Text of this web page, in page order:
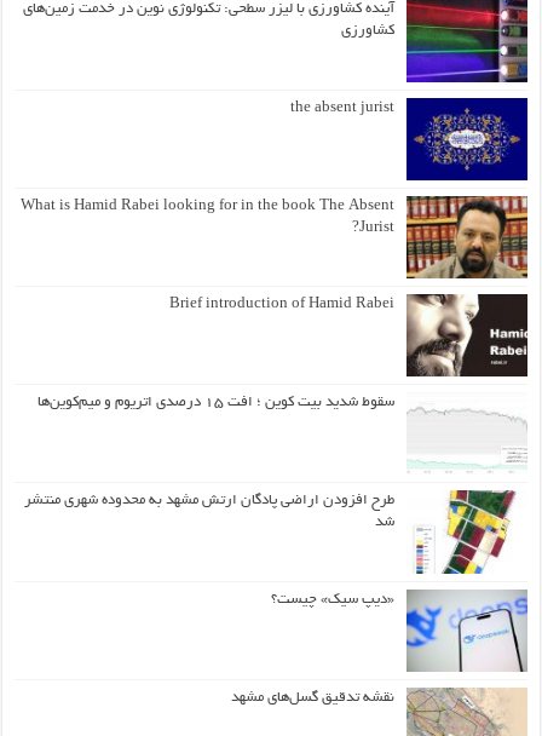
آینده کشاورزی با لیزر سطحی: تکنولوژی نوین در خدمت زمین‌های
کشاورزی
the absent jurist
What is Hamid Rabei looking for in the book The Absent
Jurist?
Brief introduction of Hamid Rabei
سقوط شدید بیت کوین ؛ افت ۱۵ درصدی اتریوم و میم‌کوین‌ها
طرح افزودن اراضی پادگان ارتش مشهد به محدوده شهری منتشر
شد
«دیپ سیک» چیست؟
نقشه تدقیق گسل‌های مشهد